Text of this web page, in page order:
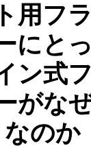
用フ
にと
ン式
がな
なのか